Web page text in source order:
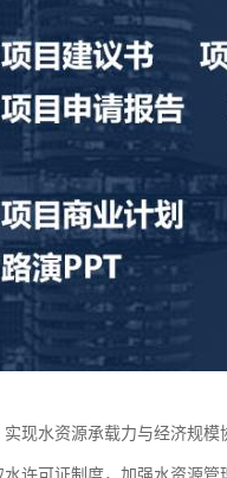
现水资源承载力与经济规